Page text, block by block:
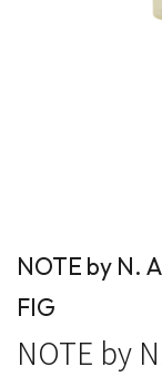
NOTE by N.
FIG
NOTE by